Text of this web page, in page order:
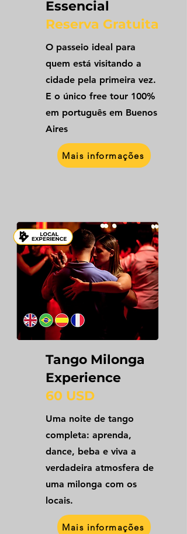
Essencial
Reserva Gratuita
O passeio ideal para
quem está visitando a
cidade pela primeira vez.
E o único free tour 100%
em português em Buenos
Aires
Mais informações
Tango Milonga
Experience
60 USD
Uma noite de tango
completa: aprenda,
dance, beba e viva a
verdadeira atmosfera de
uma milonga com os
locais.
Mais informações